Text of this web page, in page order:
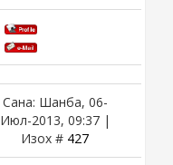
Сана: Шанба, 06-
Июл-2013, 09:37 |
Изох # 427